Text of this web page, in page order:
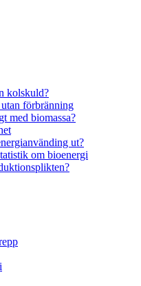
kolskuld?
förbränning
med biomassa?
ut?
om bioenergi